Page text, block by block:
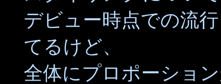
デビュー時点での流
てるけど、
全体にプロポーショ